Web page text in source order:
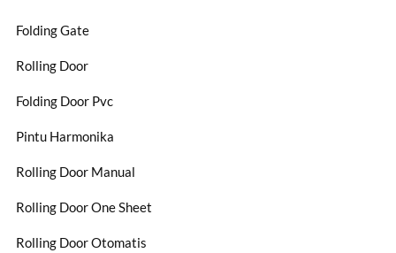
Folding Gate
Rolling Door
Folding Door Pvc
Pintu Harmonika
Rolling Door Manual
Rolling Door One Sheet
Rolling Door Otomatis